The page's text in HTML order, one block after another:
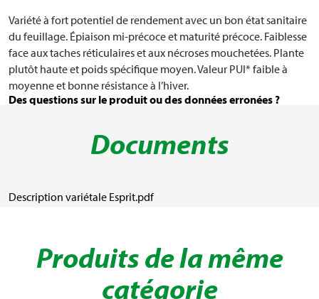
Recommandations
Période de semis précoce
Mi-septembre
Période de semis optimale
Fin septembre - mi-octobre
optimale (kg/a)
Densité de semis, semis
Profondeur de semis (cm)
Caractéristiques agronomiques
Variété à fort potentiel de rendement avec un bon état sanitaire
du feuillage. Épiaison mi-précoce et maturité précoce. Faiblesse
face aux taches réticulaires et aux nécroses mouchetées. Plante
plutôt haute et poids spécifique moyen. Valeur PUI* faible à
moyenne et bonne résistance à l’hiver.
Des questions sur le produit ou des données erronées ?
Documents
Description variétale Esprit.pdf
Produits de la même
catégorie